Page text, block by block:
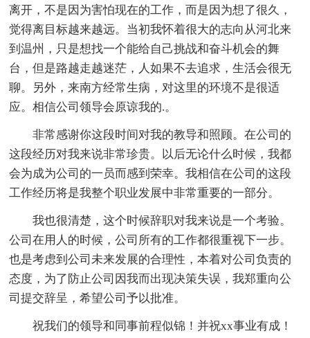
离开，不是因为害怕现在的工作，而是因为想了很久，
觉得离目标越来越远。当初我怀着很大的志向从河北来
到温州，只是想找一个能给自己挑战和奋斗机会的舞
台，但是路越走越迷茫，人如果不去追求，生活会很无
聊。另外，来南方经常生病，对这里的环境不是很适
应。相信公司领导会原谅我的.。
非常感谢你这段时间对我的教导和照顾。在公司的
这段经历对我来说非常珍贵。以后无论什么时候，我都
会为成为公司的一员而感到荣幸。我相信在公司的这段
工作经历将是我整个职业发展中非常重要的一部分。
我也很清楚，这个时候辞职对我来说是一个考验。
公司在用人的时候，公司所有的工作都很重视下一步。
也是考虑到公司未来发展的合理性，本着对公司负责的
态度，为了防止公司因我而出现决策失误，我郑重向公
司提交辞呈，希望公司予以批准。
祝我们的领导和同事前程似锦！并祝xx事业有成！